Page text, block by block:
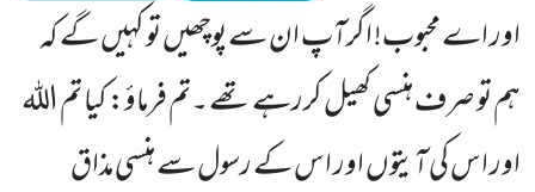
اور اے محبوب! اگرآپ ان سے پوچھیں تو کہیں گے کہ
ہم تو صرف ہنسی کھیل کررہے تھے ۔تم فرماؤ: کیا تم اللہ
اور اس کی آیتوں اور اس کے رسول سے ہنسی مذاق